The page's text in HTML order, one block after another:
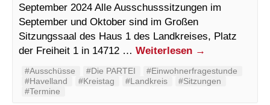
September 2024 Alle Ausschusssitzungen im
September und Oktober sind im Großen
Sitzungssaal des Haus 1 des Landkreises, Platz
der Freiheit 1 in 14712 … Weiterlesen →
#Ausschüsse #Die PARTEI
#Einwohnerfragestunde
#Havelland
#Kreistag #Landkreis
#Sitzungen
#Termine